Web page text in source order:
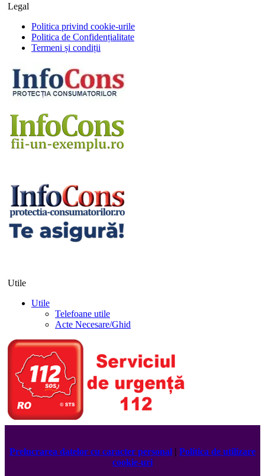
Legal
Politica privind cookie-urile
Politica de Confidențialitate
Termeni și condiții
Utile
Utile
Telefoane utile
Acte Necesare/Ghid
Prelucrarea datelor cu caracter personal | Politica de utilizare
cookie-uri